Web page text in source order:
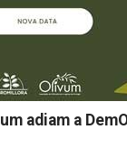
adiam a